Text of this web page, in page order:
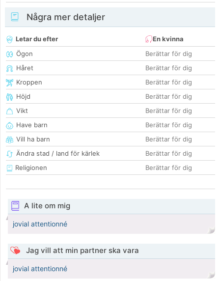
Några mer detaljer
Letar du efter
En kvinna
Ögon
Berättar för dig
Håret
Berättar för dig
Kroppen
Berättar för dig
Höjd
Berättar för dig
Vikt
Berättar för dig
Have barn
Berättar för dig
Vill ha barn
Berättar för dig
Ändra stad / land för kärlek
Berättar för dig
Religionen
Berättar för dig
A lite om mig
jovial attentionné
Jag vill att min partner ska vara
jovial attentionné